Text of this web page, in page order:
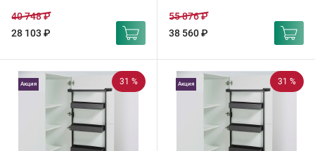
28 103 ₽
40 748 ₽
38 560 ₽
55 876 ₽
31 %
Акция 31 %
Акция